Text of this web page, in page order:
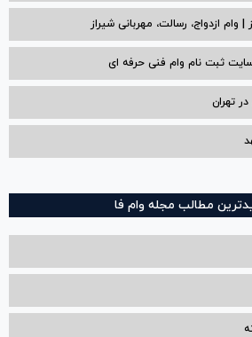
ازدواج، رسالت، مهربانی شیراز
تهران
مطالب مجله وام فا